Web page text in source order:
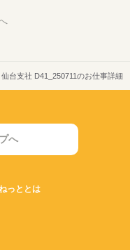
台支社 D41_250711のお仕事詳細
へ
っととは